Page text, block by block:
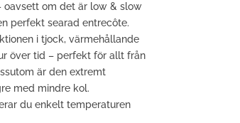
oavsett om det är low & slow
perfekt searad entrecôte.
i tjock, värmehållande
över tid – perfekt för allt från
är den extremt
med mindre kol.
du enkelt temperaturen